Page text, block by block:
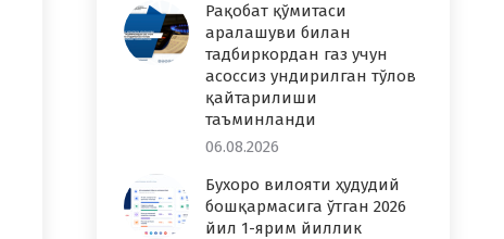
Рақобат қўмитаси
аралашуви билан
тадбиркордан газ учун
асоссиз ундирилган тўлов
қайтарилиши
таъминланди
06.08.2026
Бухоро вилояти ҳудудий
бошқармасига ўтган 2026
йил 1-ярим йиллик